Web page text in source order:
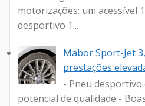
motorizações: um acessível
desportivo 1...
Mabor Sport-Jet
prestações
- Pneu desportivo
potencial de qualidade -